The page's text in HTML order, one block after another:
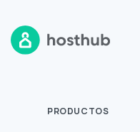
PRODUCTOS